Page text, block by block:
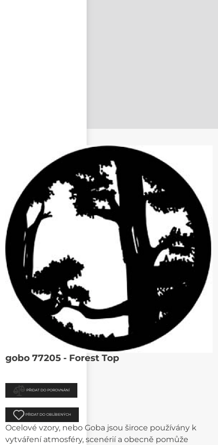
gobo 77205 - Forest Top
PŘIDAT DO POROVNÁNÍ
PŘIDAT DO OBLÍBENÝCH
Ocelové vzory, nebo Goba jsou široce používány k
vytváření atmosféry, scenérií a obecně pomůže